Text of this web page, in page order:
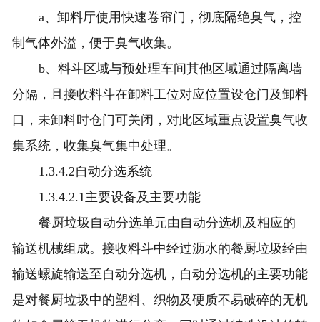
a、卸料厅使用快速卷帘门，彻底隔绝臭气，控
制气体外溢，便于臭气收集。
b、料斗区域与预处理车间其他区域通过隔离墙
分隔，且接收料斗在卸料工位对应位置设仓门及卸料
口，未卸料时仓门可关闭，对此区域重点设置臭气收
集系统，收集臭气集中处理。
1.3.4.2自动分选系统
1.3.4.2.1主要设备及主要功能
餐厨垃圾自动分选单元由自动分选机及相应的
输送机械组成。接收料斗中经过沥水的餐厨垃圾经由
输送螺旋输送至自动分选机，自动分选机的主要功能
是对餐厨垃圾中的塑料、织物及硬质不易破碎的无机